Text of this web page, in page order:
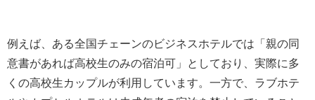
例えば、ある全国チェーンのビジネスホテルでは「親の同
意書があれば高校生のみの宿泊可」としており、実際に多
くの高校生カップルが利用しています。一方で、ラブホテ